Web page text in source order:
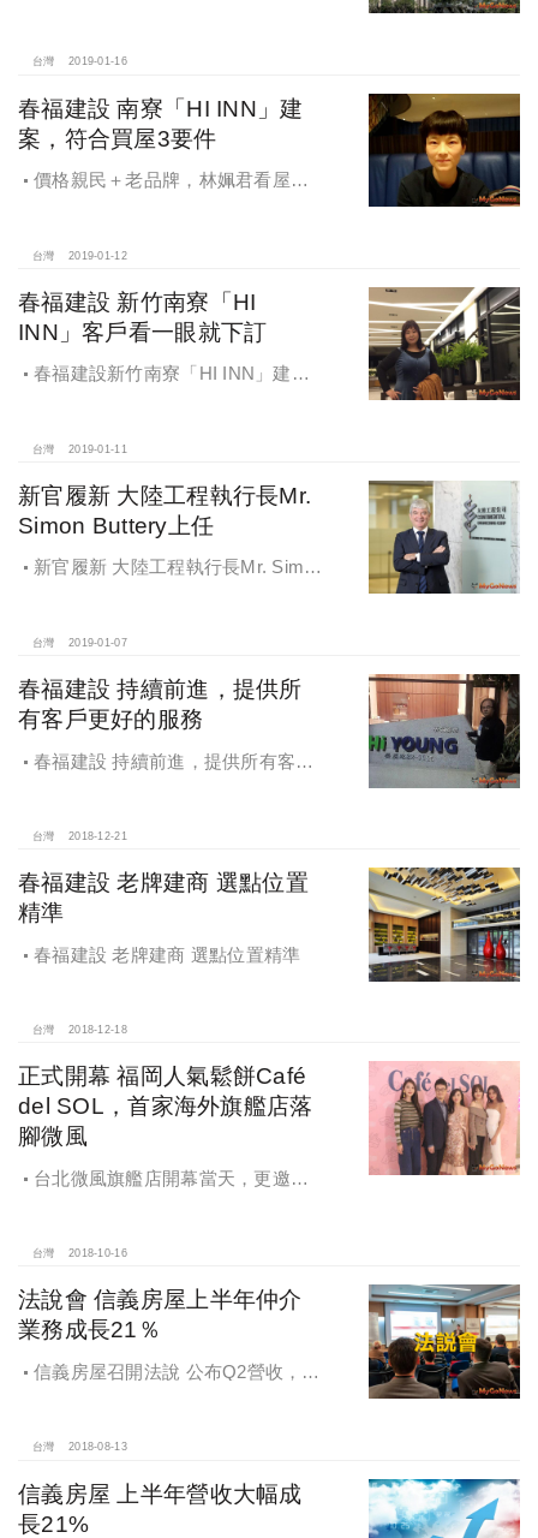
台灣 2019-01-16
春福建設 南寮「HI INN」建
案，符合買屋3要件
價格親民＋老品牌，林姵君看屋僅
台灣 2019-01-12
春福建設 新竹南寮「HI
INN」客戶看一眼就下訂
春福建設新竹南寮「HI INN」建
台灣 2019-01-11
新官履新 大陸工程執行長Mr.
Simon Buttery上任
新官履新 大陸工程執行長Mr. Simon
台灣 2019-01-07
春福建設 持續前進，提供所
有客戶更好的服務
春福建設 持續前進，提供所有客戶
台灣 2018-12-21
春福建設 老牌建商 選點位置
精準
春福建設 老牌建商 選點位置精準
台灣 2018-12-18
正式開幕 福岡人氣鬆餅Café
del SOL，首家海外旗艦店落
腳微風
台北微風旗艦店開幕當天，更邀得
姜曉雯Cardin現身站台
台灣 2018-10-16
法說會 信義房屋上半年仲介
業務成長21％
信義房屋召開法說 公布Q2營收，上
台灣 2018-08-13
信義房屋 上半年營收大幅成
長21%